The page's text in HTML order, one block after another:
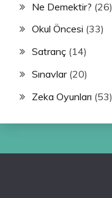
Ne Demektir? (26)
Okul Öncesi (33)
Satranç (14)
Sınavlar(20)
Zeka Oyunları (53)